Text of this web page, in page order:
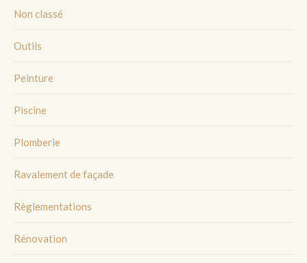
Non classé
Outils
Peinture
Piscine
Plomberie
Ravalement de façade
Règlementations
Rénovation